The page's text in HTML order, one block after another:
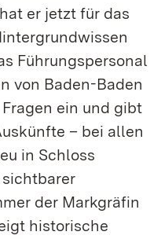
er jetzt für das
Führungspersonal
von Baden-Baden
ein und gibt
– bei allen
in Schloss
der Markgräfin
historische